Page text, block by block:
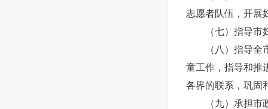
志愿者队伍，开展
（七）指导市妇
（八）指导全市
童工作，指导和推
各界的联系，巩固
（九）承担市政